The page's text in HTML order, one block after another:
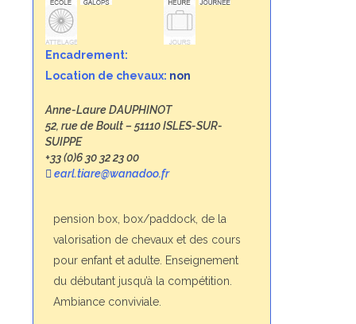
Encadrement:
Location de chevaux: non
Anne-Laure DAUPHINOT
52, rue de Boult – 51110 ISLES-SUR-
SUIPPE
+33 (0)6 30 32 23 00
earl.tiare@wanadoo.fr
pension box, box/paddock, de la
valorisation de chevaux et des cours
pour enfant et adulte. Enseignement
du débutant jusqu’à la compétition.
Ambiance conviviale.